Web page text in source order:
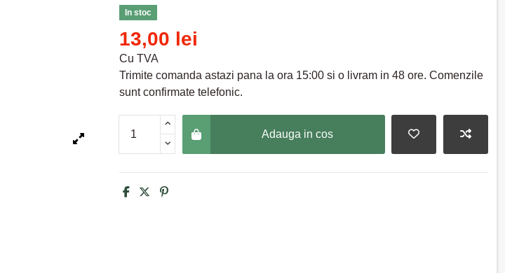
In stoc
13,00 lei
Cu TVA
Trimite comanda astazi pana la ora 15:00 si o livram in 48 ore. Comenzile
sunt confirmate telefonic.
Adauga in cos